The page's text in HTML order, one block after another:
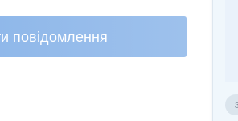
повідомлення